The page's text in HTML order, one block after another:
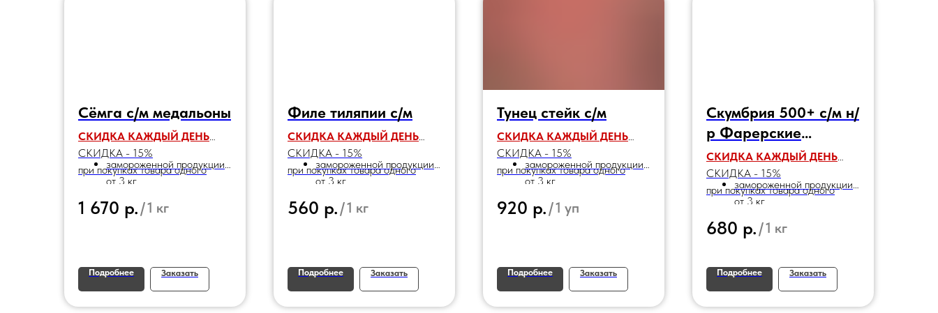
Сёмга с/м медальоны
СКИДКА КАЖДЫЙ ДЕНЬ
СКИДКА - 15%
при покупках товара одного
наименования:
замороженной продукции
от 3 кг
1 670 р. /1 кг
Подробнее Заказать
Филе тиляпии с/м
СКИДКА КАЖДЫЙ ДЕНЬ
СКИДКА - 15%
при покупках товара одного
наименования:
замороженной продукции
от 3 кг
560 р. /1 кг
Подробнее Заказать
Тунец стейк с/м
СКИДКА КАЖДЫЙ ДЕНЬ
СКИДКА - 15%
при покупках товара одного
наименования:
замороженной продукции
от 3 кг
920 р. /1 уп
Подробнее Заказать
Скумбрия 500+ с/м н/
р Фарерские
острова ИЮЛЬ 2025
СКИДКА КАЖДЫЙ ДЕНЬ
СКИДКА - 15%
при покупках товара одного
наименования:
замороженной продукции
от 3 кг
680 р. /1 кг
Подробнее Заказать